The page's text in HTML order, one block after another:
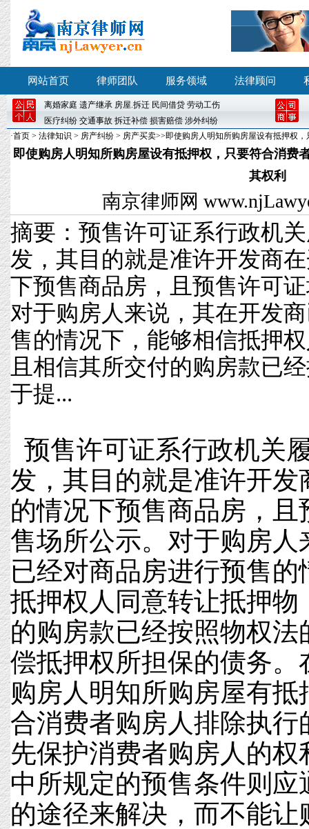
网站首页 律师团队 服务领域 法律顾问
离婚家庭 遗产继承 房屋.拆迁 民间借贷 劳动工伤
医疗纠纷 交通事故 拆迁补偿 损害赔偿 涉外纠纷
·首页 > 法律知识 > 房产纠纷 > 房产买卖>>即使购房人明知所购房屋设有抵押权
即使购房人明知所购房屋设有抵押权，只要符合消费
其权利​
南京律师网
摘要：预售许可证系行政机
发，其目的就是准许开发商
下预售商品房，且预售许可
对于购房人来说，其在开发
售的情况下，能够相信抵押
且相信其所交付的购房款已
于提...
预售许可证系行政机关
发，其目的就是准许开
的情况下预售商品房，
售场所公示。对于购房
已经对商品房进行预售
抵押权人同意转让抵押物
的购房款已经按照物权
偿抵押权所担保的债务。
购房人明知所购房屋有
合消费者购房人排除执行
先保护消费者购房人的
中所规定的预售条件则
的途径来解决，而不能